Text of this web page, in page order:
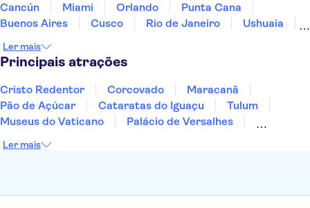
Cancún
Miami Orlando
Punta Cana
Buenos Aires
Cusco Rio de Janeiro
Ushuaia
Fernando de Noronha
Ler mais
Principais atrações
Cristo Redentor Corcovado
Maracanã
Pão de Açúcar
Cataratas do Iguaçu
Tulum
Museus do Vaticano
Palácio de Versalhes
Museu do Louvre
Ler mais